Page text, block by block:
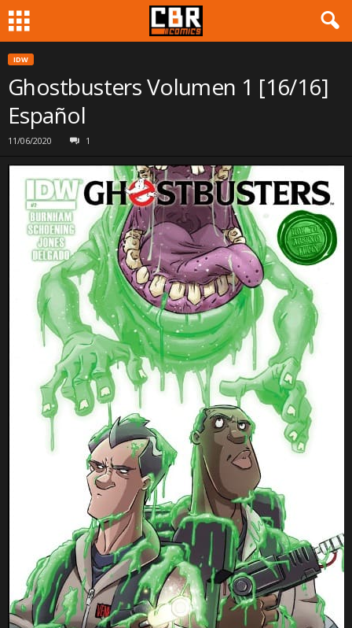
IDW
Ghostbusters Volumen 1 [16/16]
Español
11/06/2020 1